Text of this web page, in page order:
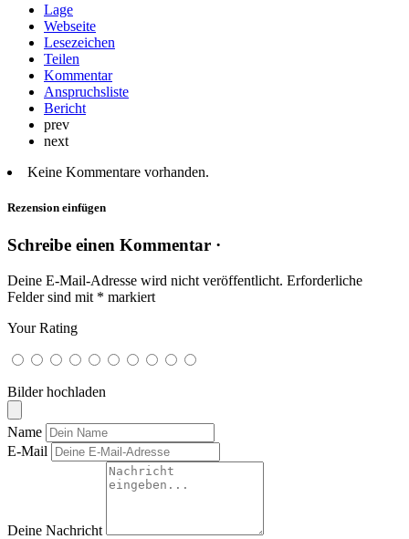
Lage
Webseite
Lesezeichen
Teilen
Kommentar
Anspruchsliste
Bericht
prev
next
Keine Kommentare vorhanden.
Rezension einfügen
Schreibe einen Kommentar ·
Deine E-Mail-Adresse wird nicht veröffentlicht. Erforderliche
Felder sind mit * markiert
Your Rating
Bilder hochladen
Name
E-Mail
Deine Nachricht